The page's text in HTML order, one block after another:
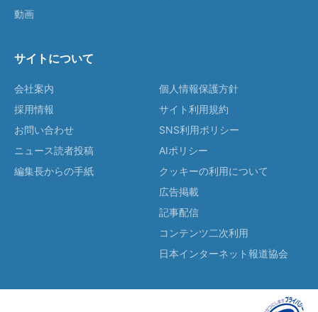
動画
サイトについて
会社案内
採用情報
お問い合わせ
ニュース読者投稿
編集長からの手紙
個人情報保護方針
サイト利用規約
SNS利用ポリシー
AIポリシー
クッキーの利用について
広告掲載
記事配信
コンテンツ二次利用
日本インターネット報道協会